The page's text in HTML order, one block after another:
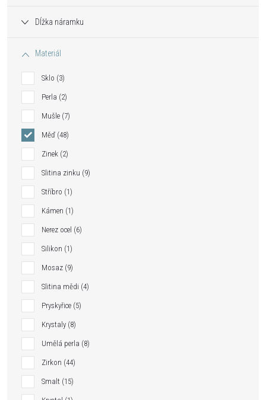
Dĺžka náramku
Materiál
Sklo 3
Perla 2
Mušle 7
Měď 48
Zinek 2
Slitina zinku 9
Stříbro 1
Kámen 1
Nerez ocel 6
Silikon 1
Mosaz 9
Slitina mědi 4
Pryskyřice 5
Krystaly 8
Umělá perla 8
Zirkon 44
Smalt 15